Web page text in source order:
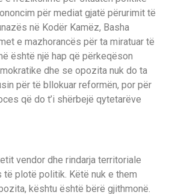
për mediat gjatë përurimit të
në Kodër Kamëz, Basha
e mazhorancës për ta miratuar të
është një hap që përkeqëson
dhe se opozita nuk do ta
për të bllokuar reformën, por për
që do t’i shërbejë qytetarëve
vendor dhe rindarja territoriale
të plotë politik. Këtë nuk e them
kështu është bërë gjithmonë.